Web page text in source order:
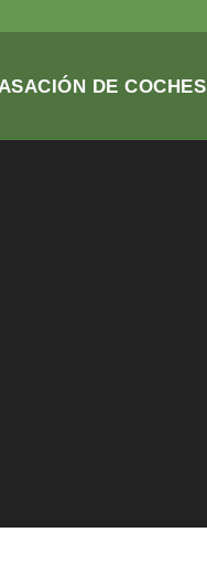
DE COCHES